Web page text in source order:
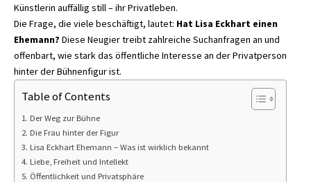
Künstlerin auffällig still – ihr Privatleben.
Die Frage, die viele beschäftigt, lautet: Hat Lisa Eckhart einen
Ehemann? Diese Neugier treibt zahlreiche Suchanfragen an und
offenbart, wie stark das öffentliche Interesse an der Privatperson
hinter der Bühnenfigur ist.
Table of Contents
Der Weg zur Bühne
Die Frau hinter der Figur
Lisa Eckhart Ehemann – Was ist wirklich bekannt
Liebe, Freiheit und Intellekt
Öffentlichkeit und Privatsphäre